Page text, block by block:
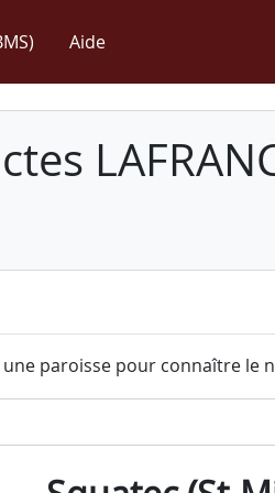
Aide
paroisse pour connaître le